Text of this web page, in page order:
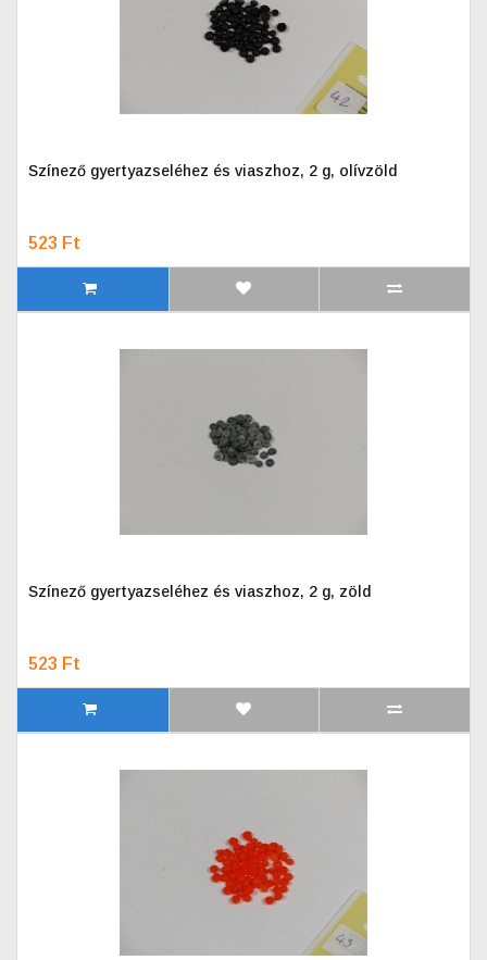
Színező gyertyazseléhez és viaszhoz, 2 g, olívzöld
523 Ft
Színező gyertyazseléhez és viaszhoz, 2 g, zöld
523 Ft